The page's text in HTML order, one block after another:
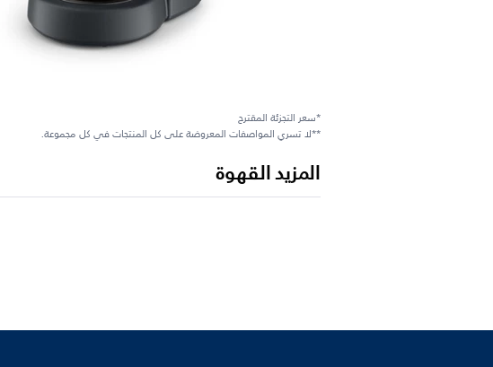
*سعر التجزئة المقترح
**لا تسري المواصفات المعروضة على كل المنتجات في كل مجموعة.
المزيد القهوة